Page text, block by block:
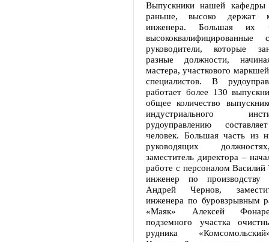
Выпускники нашей кафедры
раньше, высоко держат
инженера. Большая их
высококвалифицированные
руководители, которые
разные должности,
мастера, участкового
специалистов. В
работает более 130
общее количество
индустриального
рудоуправлению
человек. Большая часть из
руководящих
заместитель директора –
работе с персоналом Василий
инженер по производству
Андрей Чернов,
инженера по буровзрывным
«Маяк» Алексей
подземного участка
рудника